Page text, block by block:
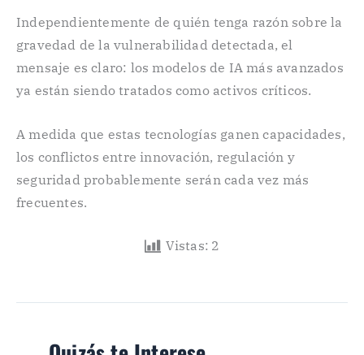
Independientemente de quién tenga razón sobre la
gravedad de la vulnerabilidad detectada, el
mensaje es claro: los modelos de IA más avanzados
ya están siendo tratados como activos críticos.
A medida que estas tecnologías ganen capacidades,
los conflictos entre innovación, regulación y
seguridad probablemente serán cada vez más
frecuentes.
Vistas: 2